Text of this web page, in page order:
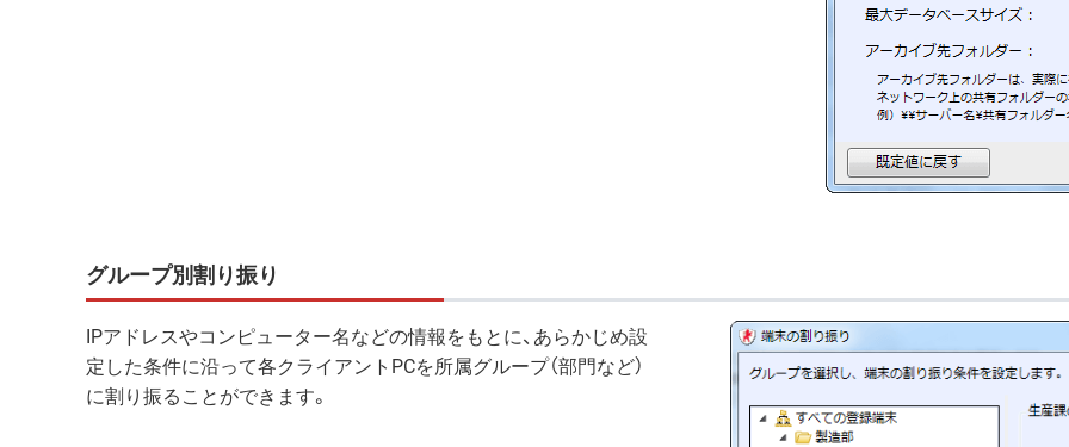
グループ別割り振り
IPアドレスやコンピューター名などの情報をもとに、あらかじめ設
定した条件に沿って各クライアントPCを所属グループ（部門など）
に割り振ることができます。